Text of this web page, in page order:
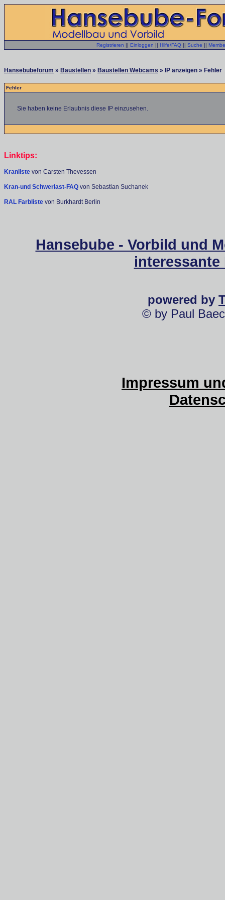
Registrieren || Einloggen || Hilfe/FAQ || Suche ||
Hansebubeforum » Baustellen » Baustellen Webcams » IP anzeigen » Fehler
Fehler
Sie haben keine Erlaubnis diese IP einzusehen.
Linktips:
Kranliste von Carsten Thevessen
Kran-und Schwerlast-FAQ von Sebastian Suchanek
RAL Farbliste von Burkhardt Berlin
Hansebube - Vorbild und
powered by
© by Paul
Impressum